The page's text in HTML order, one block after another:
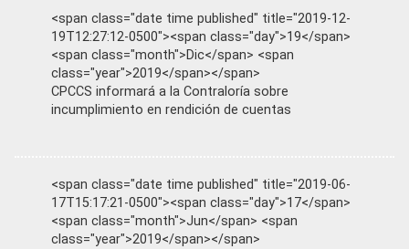
<span class="date time published" title="2019-12-
19T12:27:12-0500"><span class="day">19</span>
<span class="month">Dic</span> <span
class="year">2019</span></span>
CPCCS informará a la Contraloría sobre
incumplimiento en rendición de cuentas
<span class="date time published" title="2019-06-
17T15:17:21-0500"><span class="day">17</span>
<span class="month">Jun</span> <span
class="year">2019</span></span>